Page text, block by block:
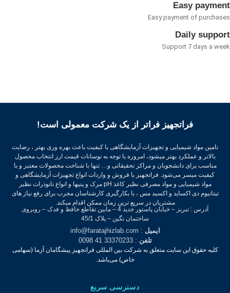
Easy
Easy payment of
Daily
Support 7 days a
فراتجهیز فراتر از یک شرکت معمولی است!
تامین مواد شیمیایی و تجهیزات آزمایشگاهی با کیفیت باعث بهره وری بهتر ، رضایت
بالاتر و عملکرد بهتر میشود، امروزه با توجه به نوسانات قیمت ارز انتخاب محصول
مناسب برای دانشجویان و مراکز تحقیقاتی و… تنها با شناخت محصولات معتبر و با
کیفیت میسر می‌شود.فراتجهیز با فروش و واردات انواع تجهیزات آزمایشگاهی و
مواد شیمیایی و مواد مصرفی نظیر کاغذ pH مرک و پنپها و انواع نانوذرات نظیر
تیتانیوم دی اکساید و اکسید مس ، با بکارگیری کارشناسان مجرب برای رفع نیاز های
مشتریان در سریع ترین زمان ممکن اقدام میکند.
آدرس : تبریز – خیابان پاستور جدید 4 – مابین تقاطع حافظ و فدک – روبروی
ساختمان نگین – پلاک 45/1
ایمیل: info@faratajhizlab.com
تلفن: 33370233 41 0098
کلیه حقوق این سایت متعلق به شرکت بین المللی فراتجهیز پیشگامان آزما (سهامی
خاص) می‌باشد.
دسترسی سریع